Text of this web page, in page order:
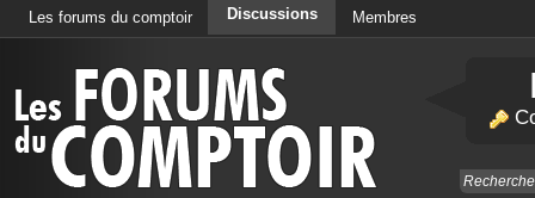
Les forums du comptoir Discussions Membres